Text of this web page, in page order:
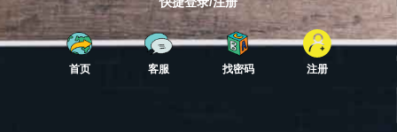
首页 客服 找密码 注册